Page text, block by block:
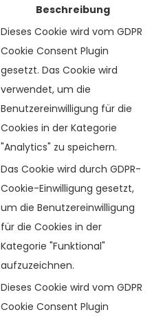
Beschreibung
Dieses Cookie wird vom GDPR
Cookie Consent Plugin
gesetzt. Das Cookie wird
verwendet, um die
Benutzereinwilligung für die
Cookies in der Kategorie
"Analytics" zu speichern.
Das Cookie wird durch GDPR-
Cookie-Einwilligung gesetzt,
um die Benutzereinwilligung
für die Cookies in der
Kategorie "Funktional"
aufzuzeichnen.
Dieses Cookie wird vom GDPR
Cookie Consent Plugin